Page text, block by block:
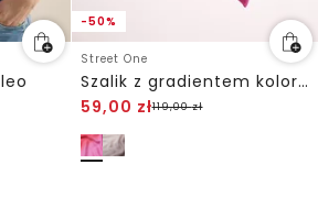
-50%
Street One
Szalik z gradientem kolorów
59,00 zł119,00zł